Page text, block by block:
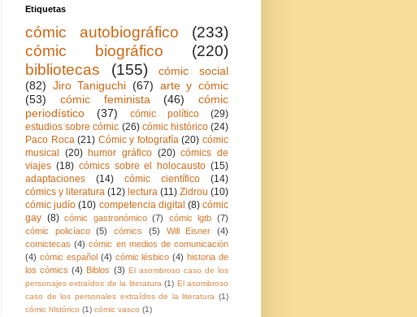
Etiquetas
cómic autobiográfico
(233)
cómic biográfico
(220)
bibliotecas
(155)
cómic social
(82) Jiro Taniguchi (67) arte y cómic
(53)
cómic feminista (46)
cómic
periodístico
(37) cómic político
(29)
estudios sobre cómic (26) cómic histórico (24)
Paco Roca (21) Cómic y fotografía (20) cómic
musical
(20) humor gráfico (20) cómics de
viajes (18) cómics sobre el holocausto (15)
adaptaciones
(14) cómic científico
(14)
cómics y literatura (12) lectura (11) Zidrou (10)
cómic judío (10) competencia digital (8) cómic
gay (8) cómic gastronómico (7) cómic lgtb (7)
cómic policíaco
(5) cómics (5) Will Eisner
(4)
comictecas (4) cómic en medios de comunicación
(4) cómic español (4) cómic lésbico (4) historia de
los cómics (4) Biblos (3) El asombroso caso de los
personajes extraídos de la literatura (1) El asombroso
caso de los personales extraídos de la literatura (1)
cómic hlstórico (1) cómic vasco (1)